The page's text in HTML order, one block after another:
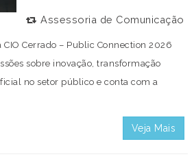
Assessoria de Comunicação
CIO Cerrado – Public Connection 2026
sobre inovação, transformação
no setor público e conta com a
Veja Mais